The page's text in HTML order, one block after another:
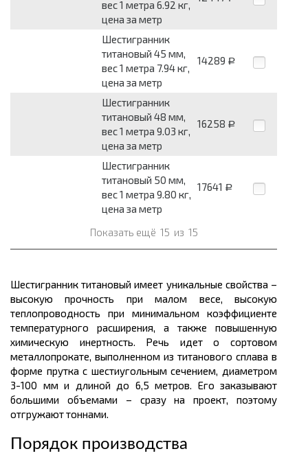
вес 1 метра 6.92 кг,
цена за метр
Шестигранник
титановый 45 мм,
вес 1 метра 7.94 кг,
цена за метр
14289 Р
Шестигранник
титановый 48 мм,
вес 1 метра 9.03 кг,
цена за метр
16258 Р
Шестигранник
титановый 50 мм,
вес 1 метра 9.80 кг,
цена за метр
17641 Р
Показать ещё 15 из 15
Шестигранник титановый имеет уникальные свойства –
высокую прочность при малом весе, высокую
теплопроводность при минимальном коэффициенте
температурного расширения, а также повышенную
химическую инертность. Речь идет о сортовом
металлопрокате, выполненном из титанового сплава в
форме прутка с шестиугольным сечением, диаметром
3-100 мм и длиной до 6,5 метров. Его заказывают
большими объемами – сразу на проект, поэтому
отгружаюттоннами.
Порядок производства